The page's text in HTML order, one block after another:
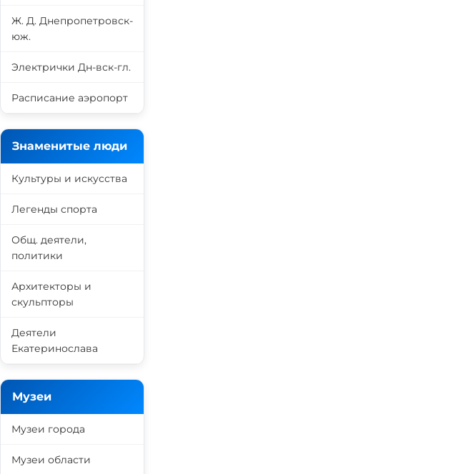
Ж. Д. Днепропетровск-
юж.
Электрички Дн-вск-гл.
Расписание аэропорт
Знаменитые люди
Культуры и искусства
Легенды спорта
Общ. деятели,
политики
Архитекторы и
скульпторы
Деятели
Екатеринослава
Музеи
Музеи города
Музеи области